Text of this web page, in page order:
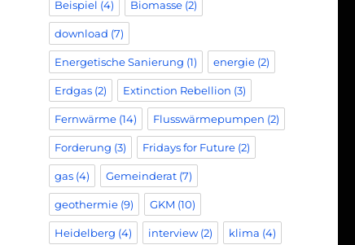
Beispiel (4) Biomasse(2)
download (7)
Energetische Sanierung (1) energie(2)
Erdgas(2) Extinction Rebellion (3)
Fernwärme(14) Flusswärmepumpen (2)
Forderung (3) Fridays for Future(2)
gas(4) Gemeinderat(7)
geothermie(9) GKM (10)
Heidelberg (4) interview(2) klima (4)